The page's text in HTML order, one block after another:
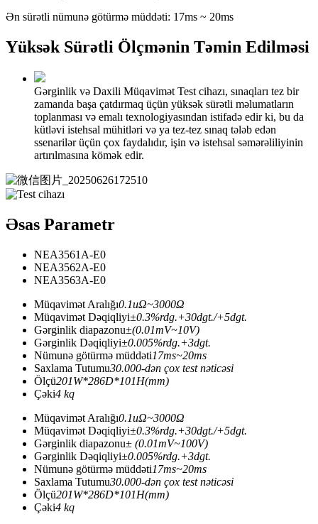
Ən sürətli nümunə götürmə müddəti: 17ms ~ 20ms
Yüksək Sürətli Ölçmənin Təmin Edilməsi
Gərginlik və Daxili Müqavimət Test cihazı, sınaqları tez bir
zamanda başa çatdırmaq üçün yüksək sürətli məlumatların
toplanması və emalı texnologiyasından istifadə edir ki, bu da
kütləvi istehsal mühitləri və ya tez-tez sınaq tələb edən
ssenarilər üçün çox faydalıdır, işin və istehsal səmərəliliyinin
artırılmasına kömək edir.
Əsas Parametr
NEA3561A-E0
NEA3562A-E0
NEA3563A-E0
Müqavimət Aralığı0.1uΩ~3000Ω
Müqavimət Dəqiqliyi±0.3%rdg.+30dgt./+5dgt.
Gərginlik diapazonu±(0.01mV~10V)
Gərginlik Dəqiqliyi±0.005%rdg.+3dgt.
Nümunə götürmə müddəti17ms~20ms
Saxlama Tutumu30.000-dən çox test nəticəsi
Ölçü201W*286D*101H(mm)
Çəki4 kq
Müqavimət Aralığı0.1uΩ~3000Ω
Müqavimət Dəqiqliyi±0.3%rdg.+30dgt./+5dgt.
Gərginlik diapazonu± (0.01mV~100V)
Gərginlik Dəqiqliyi±0.005%rdg.+3dgt.
Nümunə götürmə müddəti17ms~20ms
Saxlama Tutumu30.000-dən çox test nəticəsi
Ölçü201W*286D*101H(mm)
Çəki4 kq